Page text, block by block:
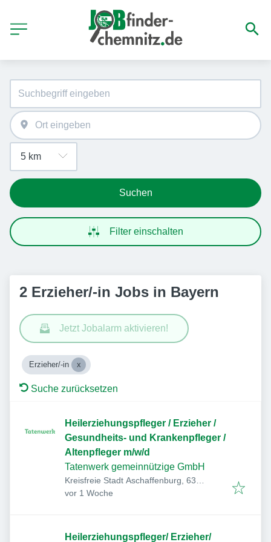
Suchen
Filter einschalten
2 Erzieher/-in Jobs in Bayern
Jetzt Jobalarm aktivieren!
Erzieher/-in
Suche zurücksetzen
Heilerziehungspfleger / Erzieher /
Gesundheits- und Krankenpfleger /
Altenpfleger m/w/d
Tatenwerk gemeinnützige GmbH
Kreisfreie Stadt Aschaffenburg, 63
Aschaffenburg, Deutschland
Veröffentlicht
vor 1 Woche
Heilerziehungspfleger/ Erzieher/